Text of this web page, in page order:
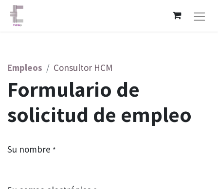
Empleos Consultor HCM
Formulario de
solicitud de empleo
Su nombre *